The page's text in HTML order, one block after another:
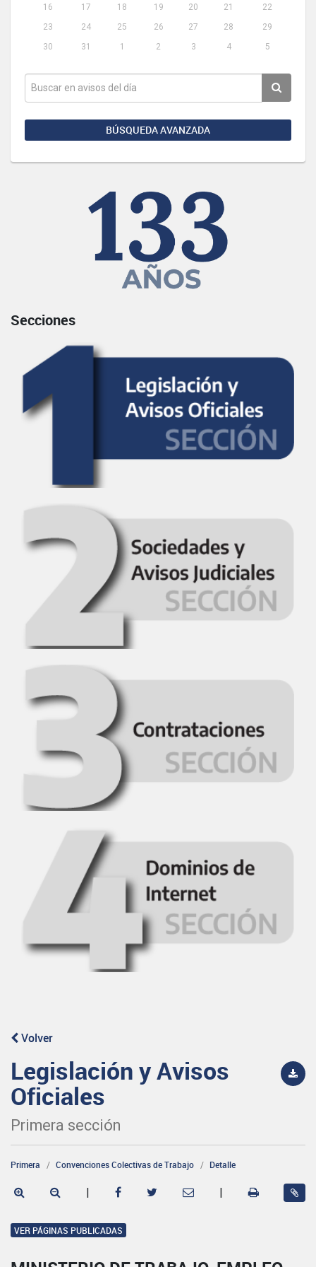
16
17 18 19 20 21
22
23
24 25 26 27 28
29
30
31 1 2 3 4 5
BÚSQUEDA AVANZADA
Secciones
Volver
Legislación y Avisos
Oficiales
Primera sección
Primera Convenciones Colectivas de Trabajo Detalle
| |
VER PÁGINAS PUBLICADAS